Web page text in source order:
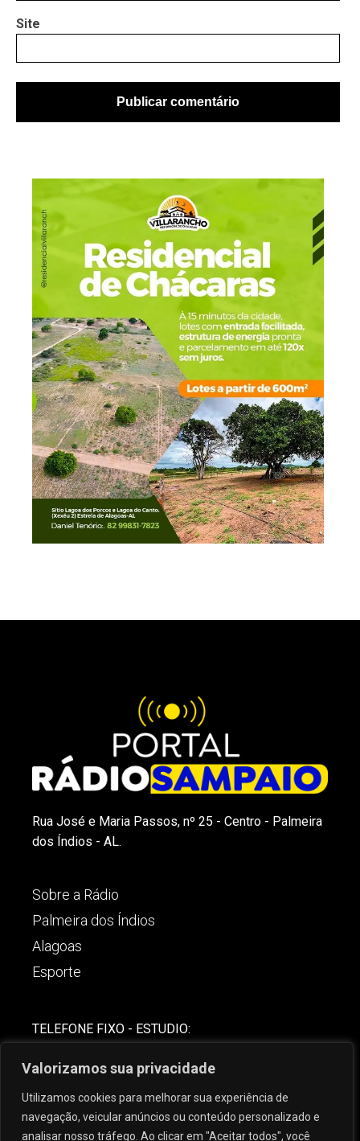
Valorizamos sua privacidade
Utilizamos cookies para melhorar sua experiência de
navegação, veicular anúncios ou conteúdo personalizado e
analisar nosso tráfego. Ao clicar em "Aceitar todos", você
Site
Rua José e Maria Passos, nº 25 - Centro - Palmeira
dos Índios - AL.
Sobre a Rádio
Palmeira dos Índios
Alagoas
Esporte
TELEFONE FIXO - ESTUDIO:
(82) 99621-8806